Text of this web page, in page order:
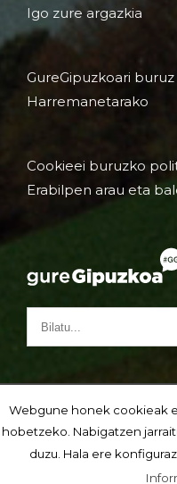
Igo zure argazkia
GureGipuzkoari buruz
Harremanetarako
Cookieei buruzko
Erabilpen arau eta
Webgune honek cookieak
hobetzeko. Nabigatzen
duzu. Hala ere